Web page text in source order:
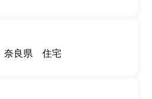
奈良県 住宅